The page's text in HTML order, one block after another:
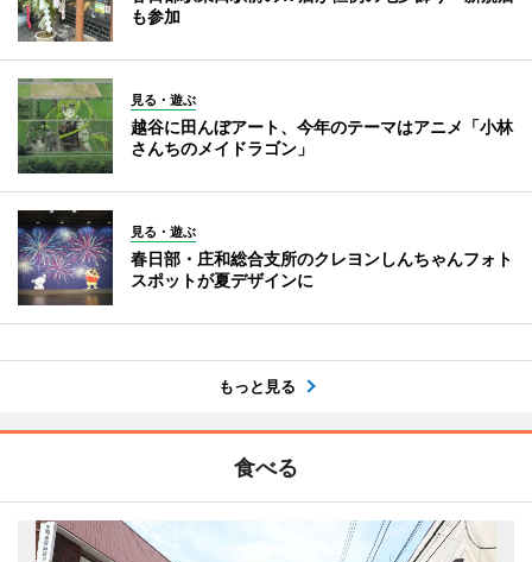
も参加
見る・遊ぶ
越谷に田んぼアート、今年のテーマはアニメ「小林
さんちのメイドラゴン」
見る・遊ぶ
春日部・庄和総合支所のクレヨンしんちゃんフォト
スポットが夏デザインに
もっと見る
食べる